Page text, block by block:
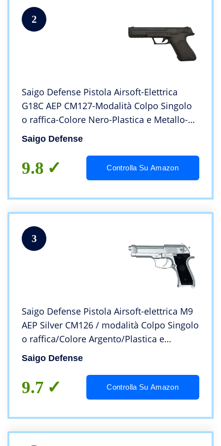
2
Saigo Defense Pistola Airsoft-Elettrica
G18C AEP CM127-Modalità Colpo Singolo
o raffica-Colore Nero-Plastica e Metallo-
Potenza 0,5 Joule
Saigo Defense
9.8 Controlla Su Amazon
3
Saigo Defense Pistola Airsoft-elettrica M9
AEP Silver CM126 / modalità Colpo Singolo
o raffica/Colore Argento/Plastica e
Metallo/Potenza 0,5 Joule
Saigo Defense
9.7 Controlla Su Amazon